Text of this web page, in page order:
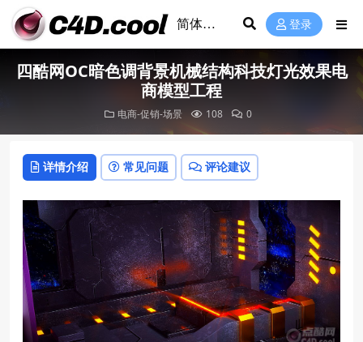
登录
四酷网OC暗色调背景机械结构科技灯光效果电
商模型工程
电商-促销-场景 108 0
详情介绍 常见问题 评论建议